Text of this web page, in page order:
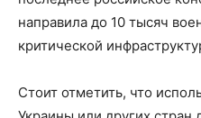
направила до 10 тысяч
критической
Стоит отметить, что